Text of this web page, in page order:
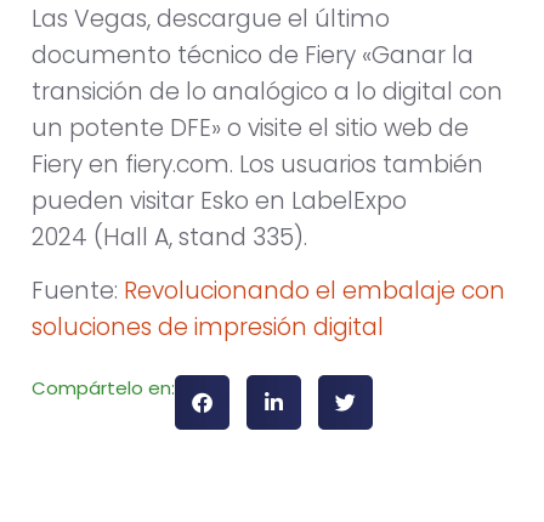
Las Vegas, descargue el último
documento técnico de Fiery «Ganar la
transición de lo analógico a lo digital con
un potente DFE» o visite el sitio web de
Fiery en fiery.com. Los usuarios también
pueden visitar Esko en LabelExpo
2024 (Hall A, stand 335).
Fuente: Revolucionando el embalaje con
soluciones de impresión digital
Compártelo en: